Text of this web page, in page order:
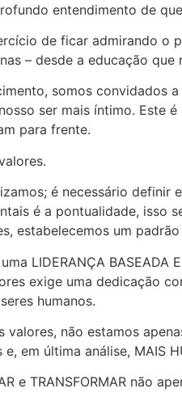
entendimento de
de ficar admirando o
– desde a educação
somos convidados
ser mais íntimo. Este
para frente.
é necessário
é a pontualidade,
estabelecemos um
LIDERANÇA
exige uma dedicação
humanos.
não estamos
em última análise, MAIS
e TRANSFORMAR não